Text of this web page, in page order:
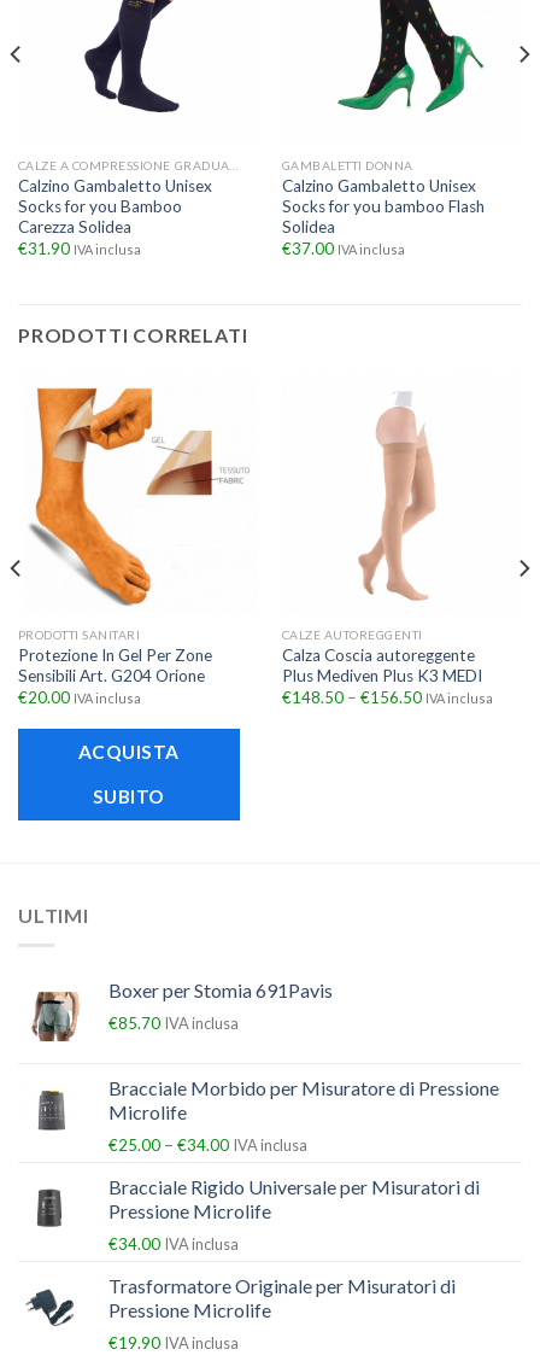
CALZE A COMPRESSIONE GRADUATA
Calzino Gambaletto Unisex
Socks for you Bamboo
Carezza Solidea
€31.90 IVA inclusa
GAMBALETTI DONNA
Calzino Gambaletto Unisex
Socks for you bamboo Flash
Solidea
€37.00 IVA inclusa
PRODOTTI CORRELATI
PRODOTTI SANITARI
Protezione In Gel Per Zone
Sensibili Art. G204 Orione
€20.00 IVA inclusa
ACQUISTA
SUBITO
CALZE AUTOREGGENTI
Calza Coscia autoreggente
Plus Mediven Plus K3 MEDI
€148.50– €156.50 IVA inclusa
ULTIMI
Boxer per Stomia 691Pavis
€85.70 IVA inclusa
Bracciale Morbido per Misuratore di Pressione
Microlife
€25.00 – €34.00 IVA inclusa
Bracciale Rigido Universale per Misuratori di
Pressione Microlife
€34.00 IVA inclusa
Trasformatore Originale per Misuratori di
Pressione Microlife
€19.90 IVA inclusa